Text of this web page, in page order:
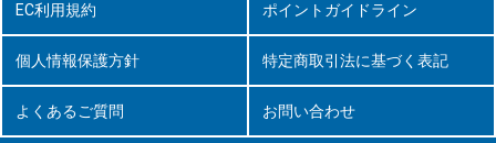
EC利用規約 ポイントガイドライン
個人情報保護方針 特定商取引法に基づく表記
よくあるご質問 お問い合わせ